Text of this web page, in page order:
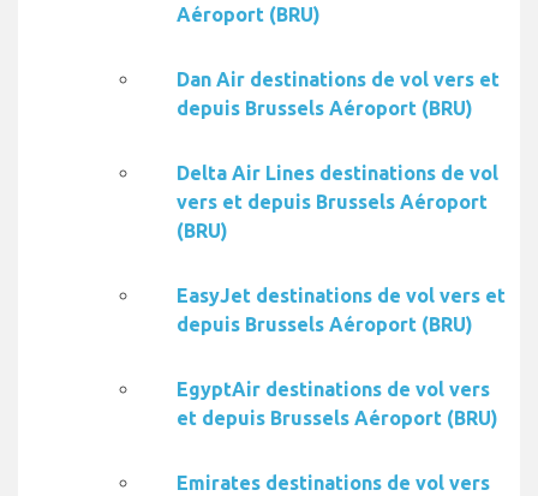
Aéroport (BRU)
Dan Air destinations de vol vers et
depuis Brussels Aéroport (BRU)
Delta Air Lines destinations de vol
vers et depuis Brussels Aéroport
(BRU)
EasyJet destinations de vol vers et
depuis Brussels Aéroport (BRU)
EgyptAir destinations de vol vers
et depuis Brussels Aéroport (BRU)
Emirates destinations de vol vers